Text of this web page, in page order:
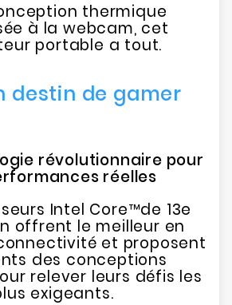
thermique
à la webcam, cet
portable a tout.
destin de gamer
révolutionnaire pour
réelles
Intel Core™de 13e
offrent le meilleur en
et proposent
des conceptions
relever leurs défis les
exigeants.